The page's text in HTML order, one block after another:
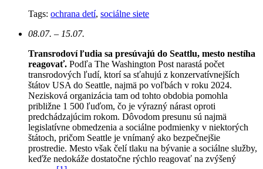
Tags: ochrana detí, sociálne siete
08.07. – 15.07.
Transrodoví ľudia sa presúvajú do Seattlu, mesto nestíha
reagovať. Podľa The Washington Post narastá počet
transrodových ľudí, ktorí sa sťahujú z konzervatívnejších
štátov USA do Seattle, najmä po voľbách v roku 2024.
Nezisková organizácia tam od tohto obdobia pomohla
približne 1 500 ľuďom, čo je výrazný nárast oproti
predchádzajúcim rokom. Dôvodom presunu sú najmä
legislatívne obmedzenia a sociálne podmienky v niektorých
štátoch, pričom Seattle je vnímaný ako bezpečnejšie
prostredie. Mesto však čelí tlaku na bývanie a sociálne služby,
keďže nedokáže dostatočne rýchlo reagovať na zvýšený